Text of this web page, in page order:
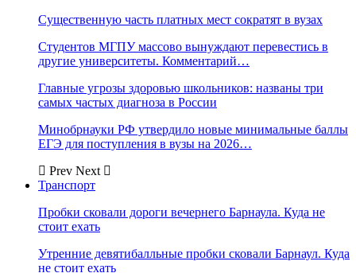
Существенную часть платных мест сократят в вузах
Студентов МГПУ массово вынуждают перевестись в
другие университеты. Комментарий…
Главные угрозы здоровью школьников: названы три
самых частых диагноза в России
Минобрнауки РФ утвердило новые минимальные баллы
ЕГЭ для поступления в вузы на 2026…
Prev Next
Транспорт
Пробки сковали дороги вечернего Барнаула. Куда не
стоит ехать
Утренние девятибалльные пробки сковали Барнаул. Куда
не стоит ехать